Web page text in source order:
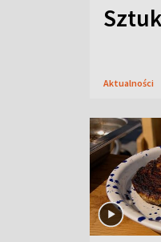
Aktualności